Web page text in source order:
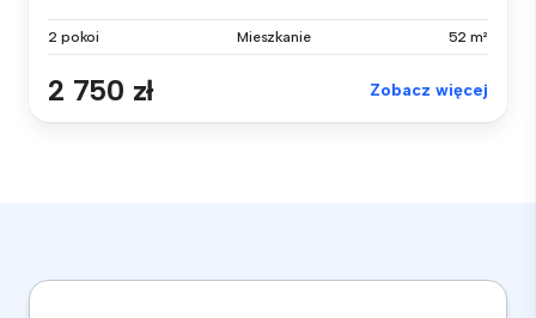
2 pokoi Mieszkanie 52 m²
2 750 zł Zobacz więcej